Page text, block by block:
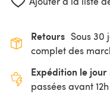
Retours Sous 30
complet des
Expédition le jour
passées avant